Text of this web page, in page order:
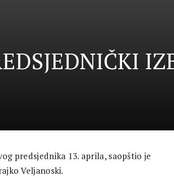
predsjednika 13. aprila, saopštio je
Veljanoski.